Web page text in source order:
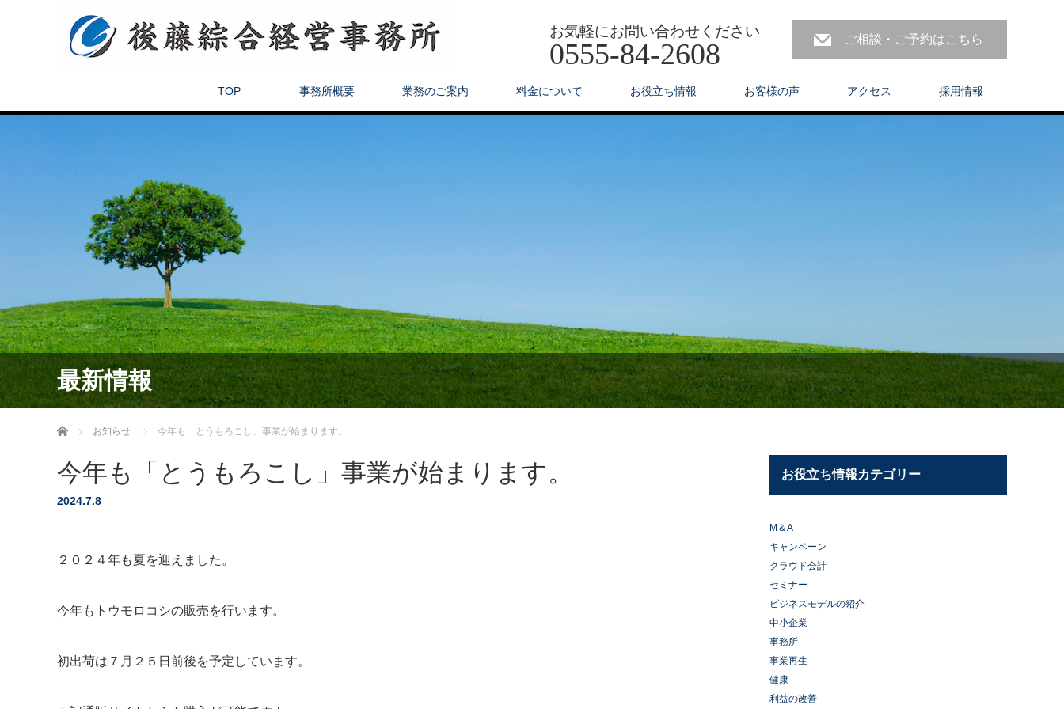
お気軽にお問い合わせください
0555-84-2608 ご相談・ご予約はこちら
TOP 事務所概要 業務のご案内 料金について お役立ち情報 お客様の声 アクセス 採用情報
最新情報
ホーム お知らせ 今年も「とうもろこし」事業が始まります。
今年も「とうもろこし」事業が始まります。
2024.7.8
２０２４年も夏を迎えました。
今年もトウモロコシの販売を行います。
初出荷は７月２５日前後を予定しています。
お役立ち情報カテゴリー
M＆A
キャンペーン
クラウド会計
セミナー
ビジネスモデルの紹介
中小企業
事務所
事業再生
健康
利益の改善